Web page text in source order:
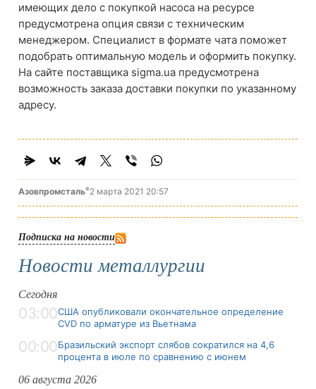
имеющих дело с покупкой насоса на ресурсе
предусмотрена опция связи с техническим
менеджером. Специалист в формате чата поможет
подобрать оптимальную модель и оформить покупку.
На сайте поставщика sigma.ua предусмотрена
возможность заказа доставки покупки по указанному
адресу.
Азовпромсталь®2 марта 2021 20:57
Подписка на новости
Новости металлургии
Сегодня
03:00США опубликовали окончательное определение
CVD по арматуре из Вьетнама
00:00Бразильский экспорт слябов сократился на 4,6
процента в июле по сравнению с июнем
06 августа 2026